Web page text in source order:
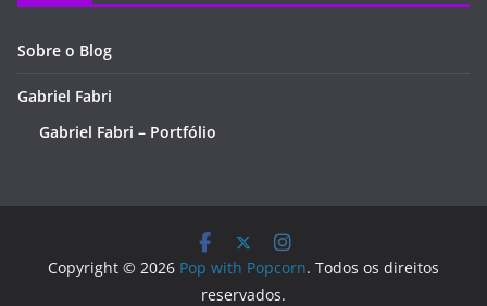
Sobre o Blog
Gabriel Fabri
Gabriel Fabri – Portfólio
Copyright © 2026 Pop with Popcorn. Todos os direitos
reservados.